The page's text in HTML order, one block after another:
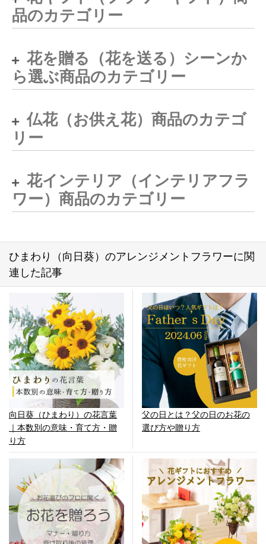
品のカテゴリー
花を贈る（花を送る）シーンか
ら選ぶ商品のカテゴリー
仏花（お供え花）商品のカテゴ
リー
花インテリア（インテリアフラ
ワー）商品のカテゴリー
ひまわり（向日葵）のアレンジメントフラワーに関
連した記事
向日葵（ひまわり）の花言葉
｜本数別の意味・育て方・贈
り方
父の日とは？父の日のお花の
選び方や贈り方